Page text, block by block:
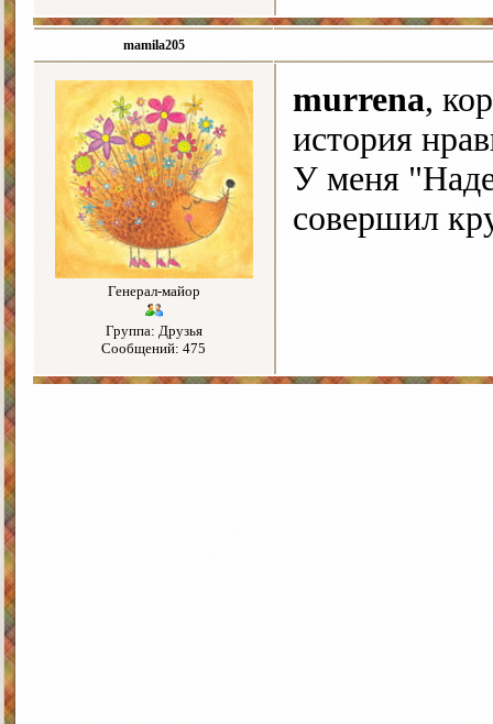
mamila205
Генерал-майор
Группа: Друзья
Сообщений: 475
murrena,
история
У меня
совершил